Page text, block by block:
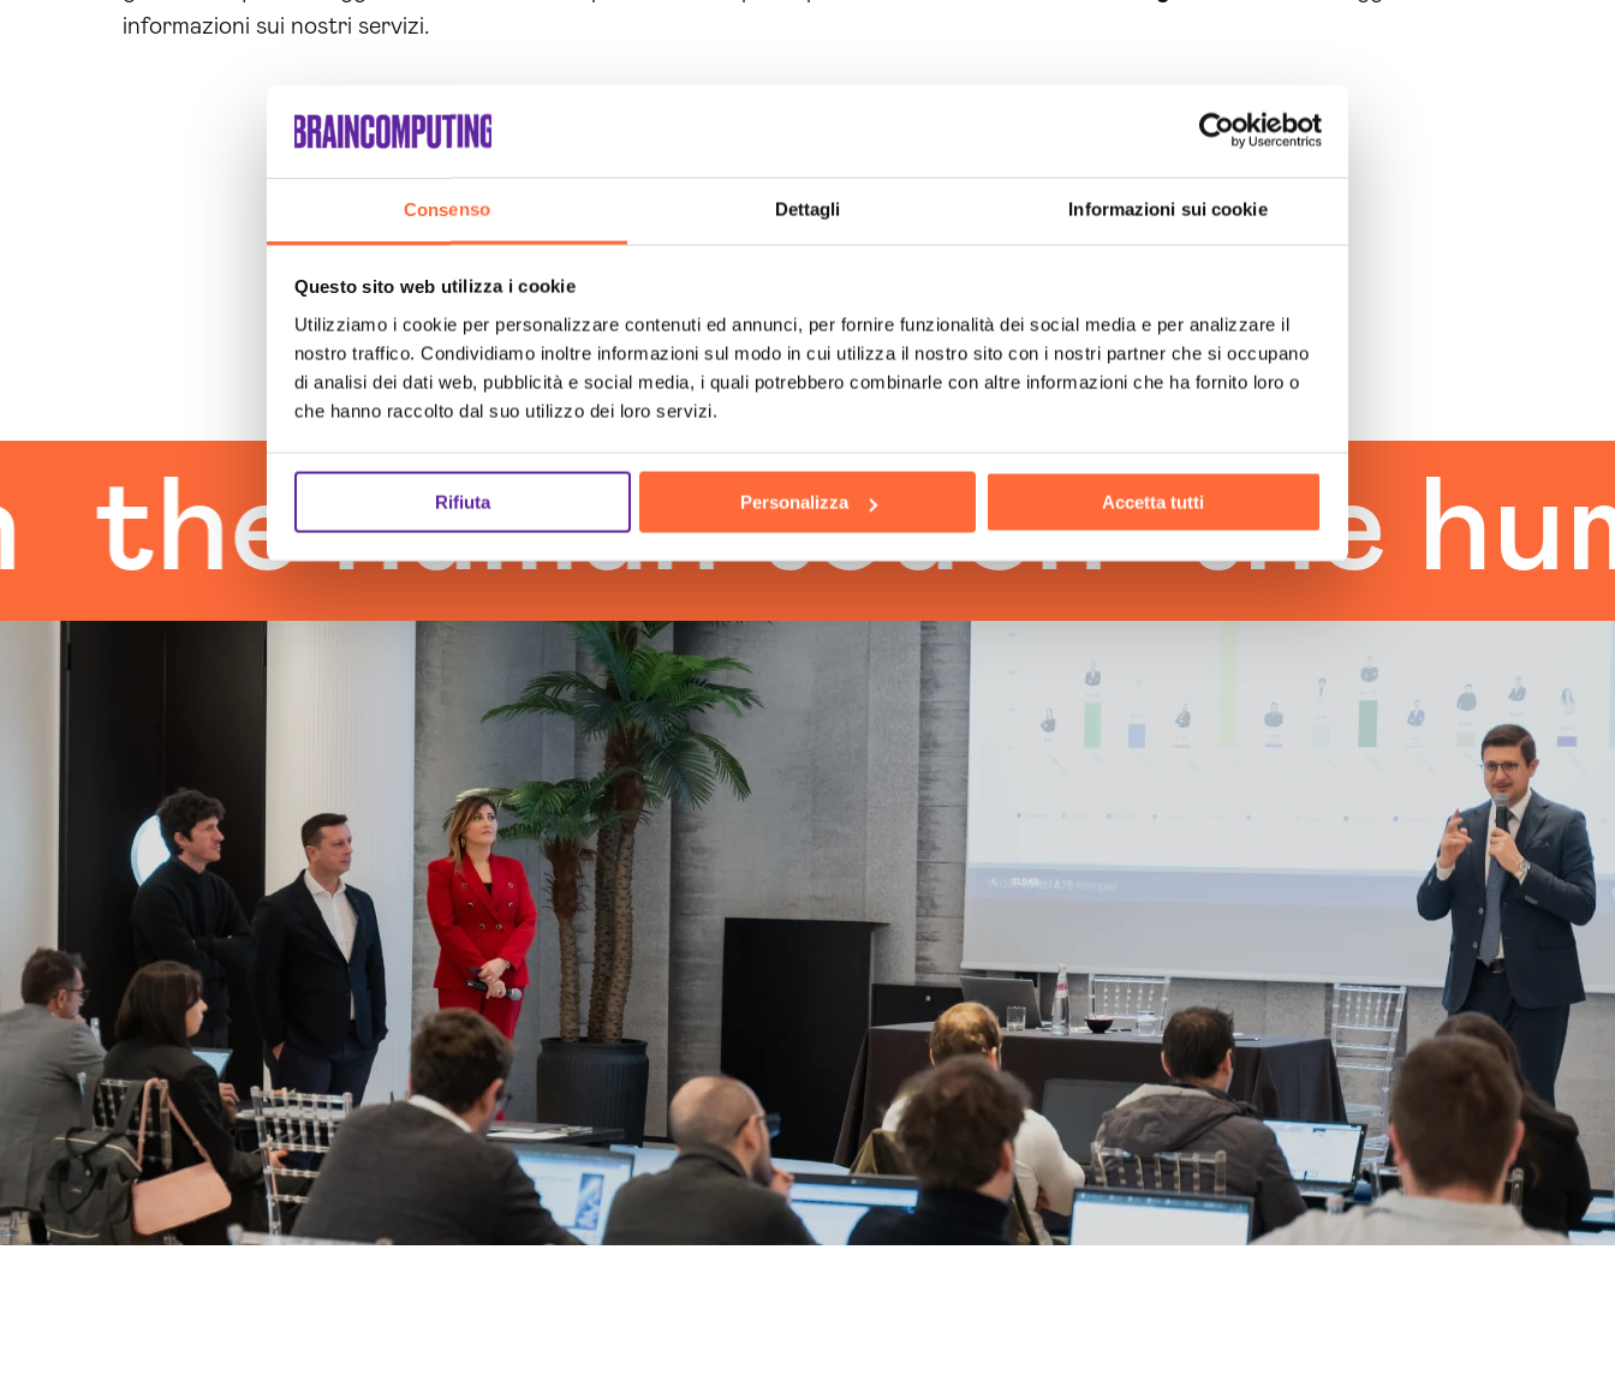
Consenso Dettagli Informazioni sui cookie
Questo sito web utilizza i cookie
Utilizziamo i cookie per personalizzare contenuti ed annunci, per fornire funzionalità dei social media e per analizzare il
nostro traffico. Condividiamo inoltre informazioni sul modo in cui utilizza il nostro sito con i nostri partner che si occupano
di analisi dei dati web, pubblicità e social media, i quali potrebbero combinarle con altre informazioni che ha fornito loro o
che hanno raccolto dal suo utilizzo dei loro servizi.
Rifiuta Personalizza Accetta tutti
informazioni sui nostri servizi.
human touch the human